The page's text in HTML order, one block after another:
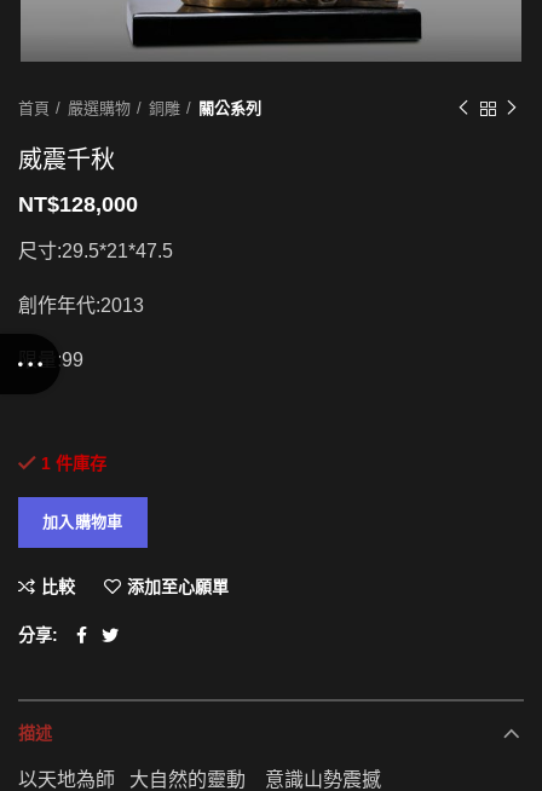
首頁 嚴選購物 銅雕 關公系列
威震千秋
NT$128,000
尺寸:29.5*21*47.5
創作年代:2013
限量:99
1 件庫存
加入購物車
比較 添加至心願單
分享
描述
以天地為師 大自然的靈動 意識山勢震撼